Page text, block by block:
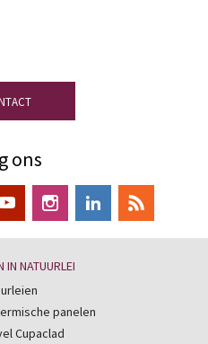
ons
IN NATUURLEI
panelen
Cupaclad